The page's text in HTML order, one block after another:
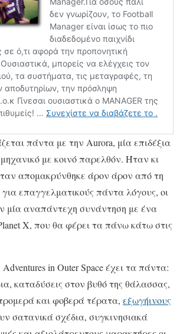
πάντα με την Aurora, μία επιδέξια
με κοινό παρελθόν. Ήταν κι
απομακρύνθηκε άρον άρον από τη
για επαγγελματικούς πάντα λόγους, οι
μία αναπάντεχη συνάντηση με ένα
X, που θα φέρει τα πάνω κάτω στις
Adventures in Outer Space έχει τα πάντα:
καταδύσεις στον βυθό της θάλασσας,
και φοβερά τέρατα, εξωγήινους
σατανικά σχέδια, συγκινησιακά